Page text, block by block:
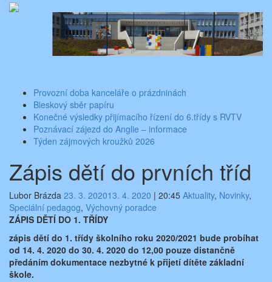
SkipAktuality ze školy
Základní škola Benešov, Dukelská 1818
Provozní doba kanceláře o prázdninách
Bleskový sběr papíru
Konečné výsledky přijímacího řízení do 6.třídy s RVTV
Poznávací zájezd do Anglie – informace
Týden zájmových kroužků 2026
Zápis dětí do prvních tříd
Lubor Brázda 23. 3. 202013. 4. 2020 | 20:45 Aktuality, Novinky,
Speciální pedagog, Výchovný poradce
ZÁPIS DĚTÍ DO 1. TŘÍDY
zápis dětí do 1. třídy školního roku 2020/2021 bude probíhat
od 14. 4. 2020 do 30. 4. 2020 do 12,00 pouze distančně
předáním dokumentace nezbytné k přijetí dítěte základní
škole.